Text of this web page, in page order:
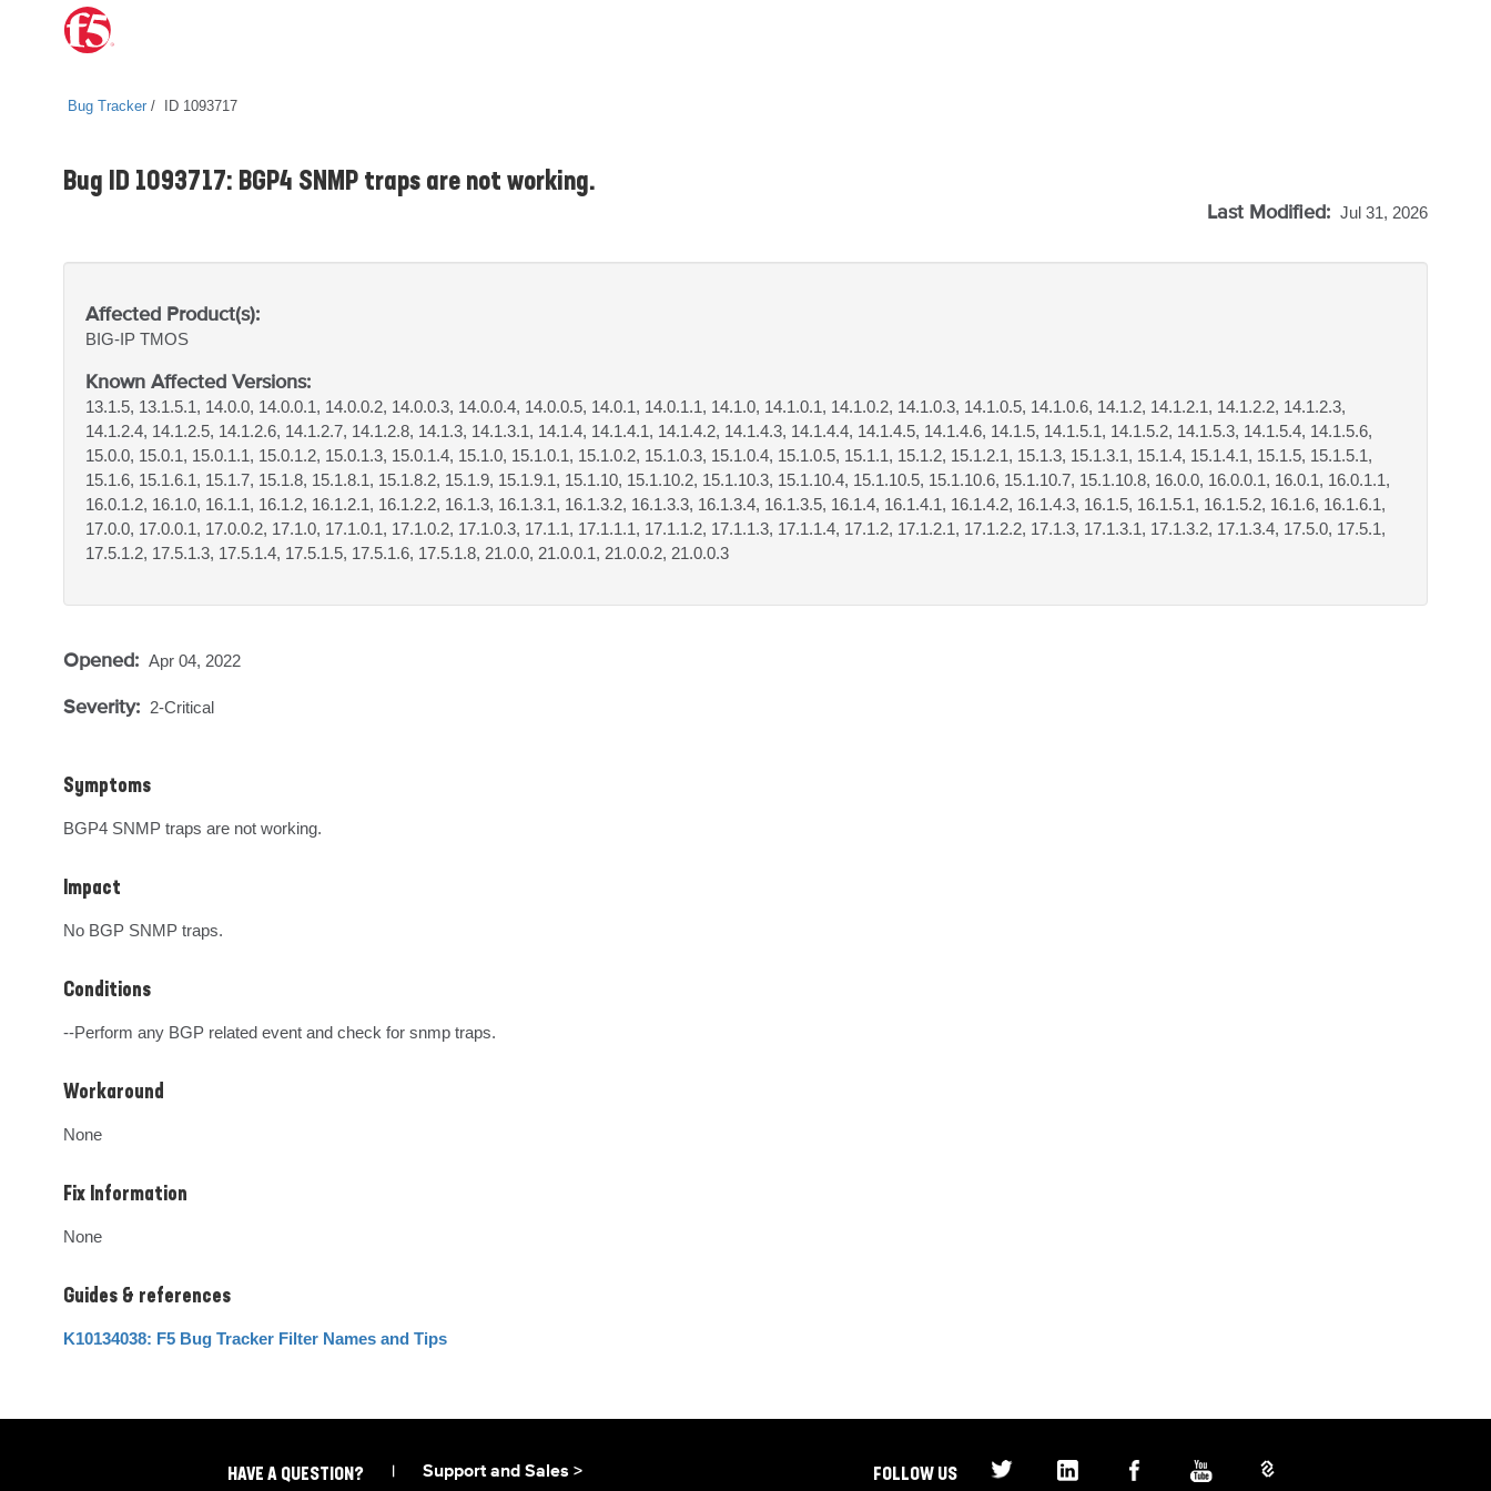
Bug Tracker ID 1093717
Bug ID 1093717: BGP4 SNMP traps are not working.
Last Modified: Jul 31, 2026
Affected Product(s):
BIG-IP TMOS
Known Affected Versions:
13.1.5, 13.1.5.1, 14.0.0, 14.0.0.1, 14.0.0.2, 14.0.0.3, 14.0.0.4, 14.0.0.5, 14.0.1, 14.0.1.1, 14.1.0, 14.1.0.1, 14.1.0.2, 14.1.0.3, 14.1.0.5, 14.1.0.6, 14.1.2, 14.1.2.1, 14.1.2.2, 14.1.2.3,
14.1.2.4, 14.1.2.5, 14.1.2.6, 14.1.2.7, 14.1.2.8, 14.1.3, 14.1.3.1, 14.1.4, 14.1.4.1, 14.1.4.2, 14.1.4.3, 14.1.4.4, 14.1.4.5, 14.1.4.6, 14.1.5, 14.1.5.1, 14.1.5.2, 14.1.5.3, 14.1.5.4, 14.1.5.6,
15.0.0, 15.0.1, 15.0.1.1, 15.0.1.2, 15.0.1.3, 15.0.1.4, 15.1.0, 15.1.0.1, 15.1.0.2, 15.1.0.3, 15.1.0.4, 15.1.0.5, 15.1.1, 15.1.2, 15.1.2.1, 15.1.3, 15.1.3.1, 15.1.4, 15.1.4.1, 15.1.5, 15.1.5.1,
15.1.6, 15.1.6.1, 15.1.7, 15.1.8, 15.1.8.1, 15.1.8.2, 15.1.9, 15.1.9.1, 15.1.10, 15.1.10.2, 15.1.10.3, 15.1.10.4, 15.1.10.5, 15.1.10.6, 15.1.10.7, 15.1.10.8, 16.0.0, 16.0.0.1, 16.0.1, 16.0.1.1,
16.0.1.2, 16.1.0, 16.1.1, 16.1.2, 16.1.2.1, 16.1.2.2, 16.1.3, 16.1.3.1, 16.1.3.2, 16.1.3.3, 16.1.3.4, 16.1.3.5, 16.1.4, 16.1.4.1, 16.1.4.2, 16.1.4.3, 16.1.5, 16.1.5.1, 16.1.5.2, 16.1.6, 16.1.6.1,
17.0.0, 17.0.0.1, 17.0.0.2, 17.1.0, 17.1.0.1, 17.1.0.2, 17.1.0.3, 17.1.1, 17.1.1.1, 17.1.1.2, 17.1.1.3, 17.1.1.4, 17.1.2, 17.1.2.1, 17.1.2.2, 17.1.3, 17.1.3.1, 17.1.3.2, 17.1.3.4, 17.5.0, 17.5.1,
17.5.1.2, 17.5.1.3, 17.5.1.4, 17.5.1.5, 17.5.1.6, 17.5.1.8, 21.0.0, 21.0.0.1, 21.0.0.2, 21.0.0.3
Opened: Apr 04, 2022
Severity: 2-Critical
Symptoms
BGP4 SNMP traps are not working.
Impact
No BGP SNMP traps.
Conditions
--Perform any BGP related event and check for snmp traps.
Workaround
None
Fix Information
None
Guides & references
K10134038: F5 Bug Tracker Filter Names and Tips
HAVE A QUESTION? Support and Sales > FOLLOW US